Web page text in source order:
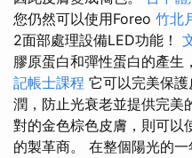
您仍然可以使用Foreo 竹北
2面部處理設備LED功能！
膠原蛋白和彈性蛋白的產生
記帳士課程 它可以完美保
潤，防止光衰老並提供完美
對的金色棕色皮膚，則可以
的製革商。 在整個陽光的